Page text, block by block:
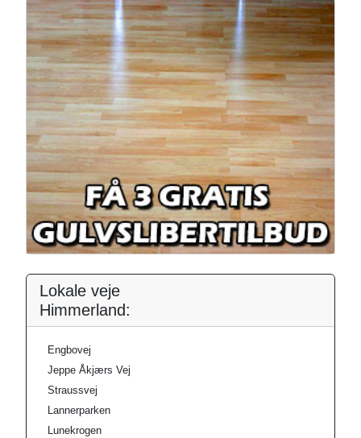
Lokale veje
Himmerland:
Engbovej
Jeppe Åkjærs Vej
Straussvej
Lannerparken
Lunekrogen